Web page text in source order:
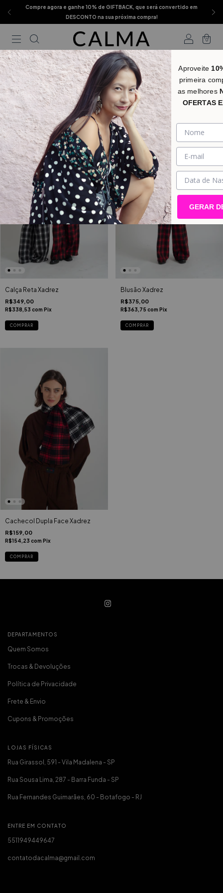
Compre agora e ganhe 10% de GIFTBACK, que será convertido em
DESCONTO na sua próxima compra!
0
Início . XADREZ
XADREZ FILTRAR
É clássico, sofisticado e perfeito para os dias frios.
Calça Reta Xadrez
R$349,00
R$338,53 com Pix
COMPRAR
Blusão Xadrez
R$375,00
R$363,75 com Pix
COMPRAR
Cachecol Dupla Face Xadrez
R$159,00
R$154,23 com Pix
COMPRAR
DEPARTAMENTOS
Quem Somos
Trocas & Devoluções
Política de Privacidade
Frete & Envio
Cupons & Promoções
LOJAS FÍSICAS
Rua Girassol, 591 - Vila Madalena - SP
Rua Sousa Lima, 287 - Barra Funda - SP
Rua Fernandes Guimarães, 60 - Botafogo - RJ
ENTRE EM CONTATO
5511949449647
contatodacalma@gmail.com
Aproveite
primeira
as melhores
OFERTAS
GERAR